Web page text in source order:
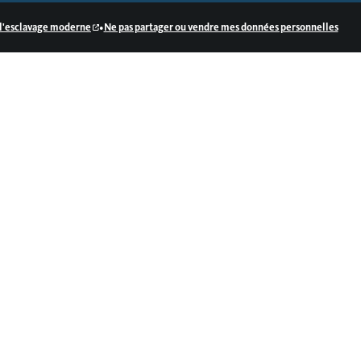
moderne •Ne pas partager ou vendre mes données personnelles